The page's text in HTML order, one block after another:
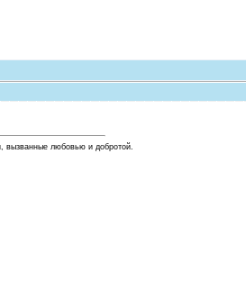
вызванные любовью и добротой.